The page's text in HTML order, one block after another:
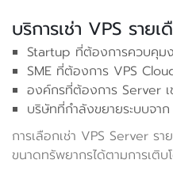
บริการเช่า VPS ราย
Startup ที่ต้องการควบคุม
SME ที่ต้องการ VPS
องค์กรที่ต้องการ Server เ
บริษัทที่กำลังขยายระบบจา
การเลือกเช่า VPS Server ร
ขนาดทรัพยากรได้ตามการเติบ